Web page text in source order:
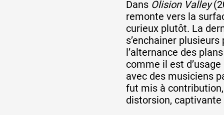
Dans Olision Valley
remonte vers la
curieux plutôt. La
s’enchainer
l’alternance des
comme il est
avec des musiciens
fut mis à
distorsion,